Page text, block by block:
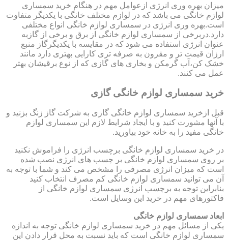
میزان بهره وری انرژی ازعوامل مهم در هنگام خرید سمساری
لوازم خانگی می باشد که در لوازم مختلف خانگی با یکدیگر متفاوت
است.بهره وری انرژی در سمساری لوازم خانگی انواع مختلفی
دارد.دربرخی از سمساری لوازم خانگی از برق و برخی از گازبه
عنوان انرژی استفاده می شود که در مقایسه با یکدیگرگاز منبع
ارزان قیمت تر و مقرون به صرفه تری کارایی بهتری دارد مانند
خشک کن،آب گرمکن و بخاری های گازی که از نوع برقیشان بهتر
عمل می کنند.
خرید سمساری لوازم خانگی گازی
قبل ازخرید سمساری لوازم خانگی گازی به شرکت گاز زنگ بزنید و
با آنها مشورت کنید و با ایجاد شرایط لازم این سمساری لوازم
خانگی مفید را به خانه خود بیاورید.
در خرید سمساری لوازم خانگی برچسب انرژی را فراموش نکنید
بر روی سمساری لوازم خانگی بر چسب های انرژی نصب شده
است که میزان انرژی مصرفی را مشخص می کند و شما با توجه به
آن می توانید سمساری لوازم خانگی کم مصرف انتخاب کنید
بنابراین توجه به برچسب انرژی سمساری لوازم خانگی از
فاکتورهای مهم در خرید این وسایل است.
ابعاد سمساری لوازم خانگی
یکی از مسائل مهم در خرید سمساری لوازم خانگی توجه به اندازه
سمساری لوازم خانگی است که باید نسبت به محل قرار دادن این